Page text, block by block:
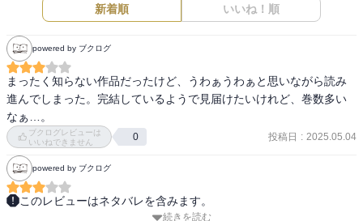
新着順 いいね！順
powered by ブクログ
まったく知らない作品だったけど、うわぁうわぁと思いながら読み
進んでしまった。完結しているようで見届けたいけれど、巻数多い
なぁ…。
ブクログレビューは
いいねできません
0 投稿日 : 2025.05.04
powered by ブクログ
このレビューはネタバレを含みます。
続きを読む